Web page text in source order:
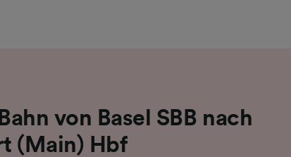
von Basel SBB nach
(Main) Hbf